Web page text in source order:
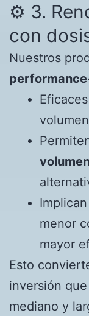
⚙️ 3.
con
Nuestros
volumen
menor
mayor
Esto
inversión
mediano y